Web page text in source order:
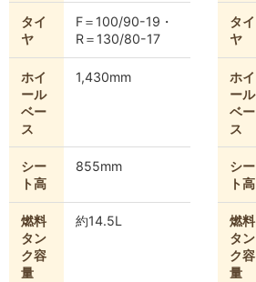
タイ
ヤ
F＝100/90-19・
R＝130/80-17
ホイ
ール
ベー
ス
1,430mm
シー
ト高
855mm
燃料
タン
ク容
量
約14.5L
タイ
ヤ
ホイ
ール
ベー
ス
シー
ト高
燃料
タン
ク容
量